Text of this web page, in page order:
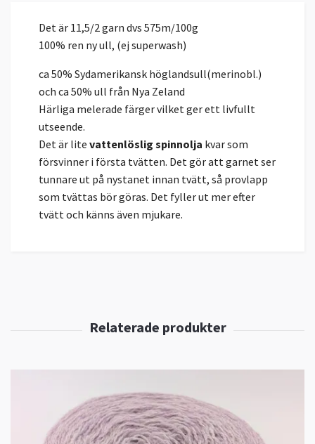
Det är 11,5/2 garn dvs 575m/100g
100% ren ny ull, (ej superwash)
ca 50% Sydamerikansk höglandsull(merinobl.)
och ca 50% ull från Nya Zeland
Härliga melerade färger vilket ger ett livfullt
utseende.
Det är lite vattenlöslig spinnolja kvar som
försvinner i första tvätten. Det gör att garnet ser
tunnare ut på nystanet innan tvätt, så provlapp
som tvättas bör göras. Det fyller ut mer efter
tvätt och känns även mjukare.